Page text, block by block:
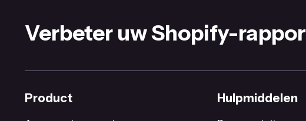
Verbeter uw Shopify-
Product Hulpmiddelen